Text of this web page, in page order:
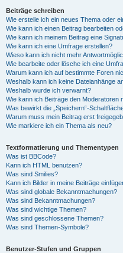
Beiträge schreiben
Wie erstelle ich ein neues Thema oder
Wie kann ich einen Beitrag bearbeiten
Wie kann ich meinem Beitrag eine
Wie kann ich eine Umfrage erstellen?
Wieso kann ich nicht mehr
Wie bearbeite oder lösche ich eine
Warum kann ich auf bestimmte Foren
Weshalb kann ich keine Dateianhänge
Weshalb wurde ich verwarnt?
Wie kann ich Beiträge den Moderatoren
Was bewirkt die „Speichern“-
Warum muss mein Beitrag erst
Wie markiere ich ein Thema als neu?
Textformatierung und Thementypen
Was ist BBCode?
Kann ich HTML benutzen?
Was sind Smilies?
Kann ich Bilder in meine Beiträge
Was sind globale Bekanntmachungen?
Was sind Bekanntmachungen?
Was sind wichtige Themen?
Was sind geschlossene Themen?
Was sind Themen-Symbole?
Benutzer-Stufen und Gruppen